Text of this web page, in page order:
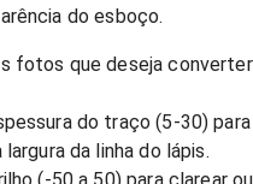
do esboço.
fotos que deseja
do traço (5-30) para
da linha do lápis.
(-50 a 50) para clarear ou